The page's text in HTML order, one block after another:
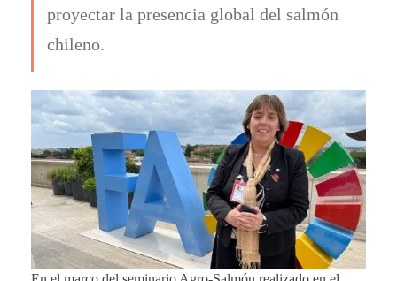
proyectar la presencia global del salmón
chileno.